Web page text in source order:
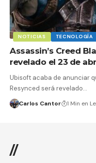
NOTICIAS TECNOLOGÍA
Assassin’s Creed
revelado el 23 de
Ubisoft acaba de anunciar
Resynced será revelado…
Carlos Cantor 1 Min en
//